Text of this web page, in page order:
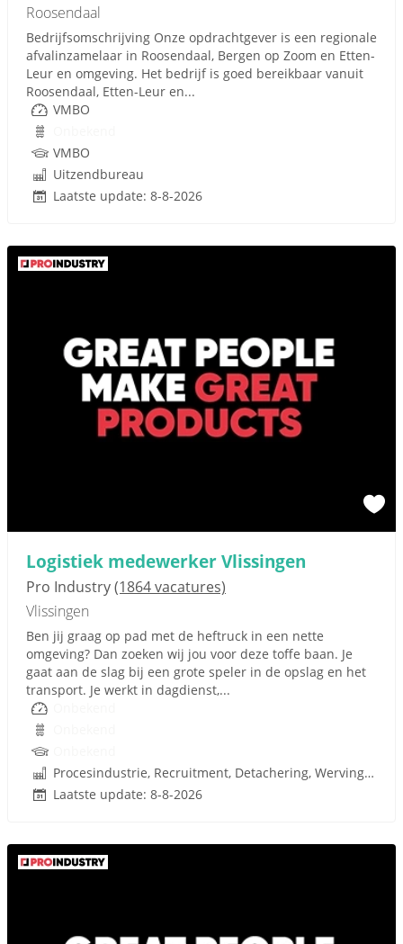
Roosendaal
Bedrijfsomschrijving Onze opdrachtgever is een regionale
afvalinzamelaar in Roosendaal, Bergen op Zoom en Etten-
Leur en omgeving. Het bedrijf is goed bereikbaar vanuit
Roosendaal, Etten-Leur en...
VMBO
VMBO
Uitzendbureau
Laatste update: 8-8-2026
Logistiek medewerker Vlissingen
Pro Industry(1864 vacatures)
Vlissingen
Ben jij graag op pad met de heftruck in een nette
omgeving? Dan zoeken wij jou voor deze toffe baan. Je
gaat aan de slag bij een grote speler in de opslag en het
transport. Je werkt in dagdienst,...
Procesindustrie, Recruitment, Detachering, Werving en Selectie
Laatste update: 8-8-2026